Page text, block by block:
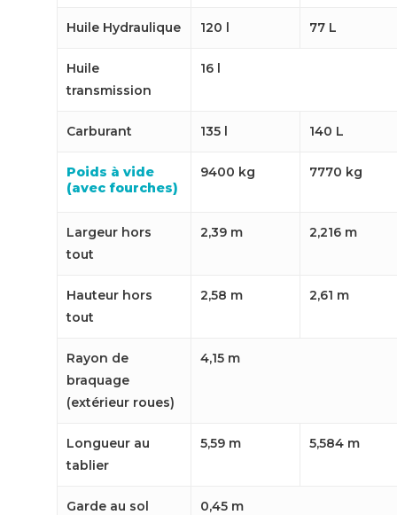
Huile Hydraulique 120 l 77 L
Huile
transmission
16 l
Carburant 135 l 140 L
Poids à vide
(avec fourches)
9400 kg 7770 kg
Largeur hors
tout
2,39 m 2,216 m
Hauteur hors
tout
2,58 m 2,61 m
Rayon de
braquage
(extérieur roues)
4,15 m
Longueur au
tablier
5,59 m 5,584 m
Garde au sol 0,45 m